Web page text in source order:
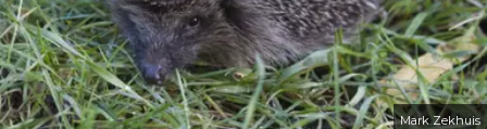
Mark Zekhuis